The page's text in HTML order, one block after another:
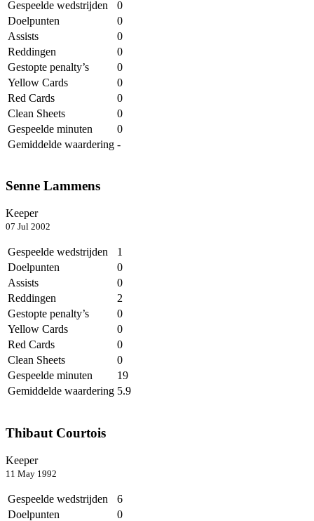
Gespeelde wedstrijden
0
Doelpunten
0
Assists
0
Reddingen
0
Gestopte penalty’s
0
Yellow Cards
0
Red Cards
0
Clean Sheets
0
Gespeelde minuten
0
Gemiddelde waardering -
Senne Lammens
Keeper
07 Jul 2002
Gespeelde wedstrijden
1
Doelpunten
0
Assists
0
Reddingen
2
Gestopte penalty’s
0
Yellow Cards
0
Red Cards
0
Clean Sheets
0
Gespeelde minuten
19
Gemiddelde waardering 5.9
Thibaut Courtois
Keeper
11 May 1992
Gespeelde wedstrijden
6
Doelpunten
0